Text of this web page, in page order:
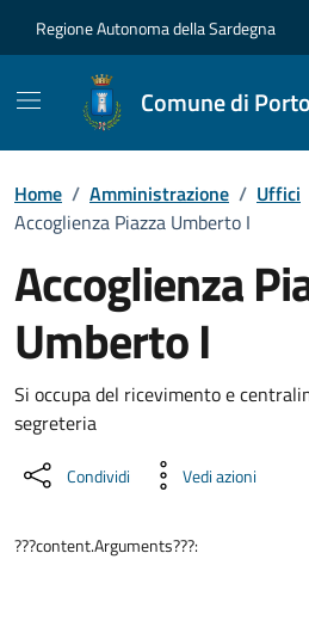
Regione Autonoma della Sardegna
Comune di
Home / Amministrazione / Uffici
Accoglienza Piazza Umberto I
Accoglienza
Umberto I
Dettaglio
Si occupa del ricevimento e
segreteria
Condividi Vedi azioni
???content.Arguments???: